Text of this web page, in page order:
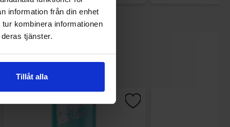
information från din enhet
kombinera informationen
tjänster.
Tillåt alla